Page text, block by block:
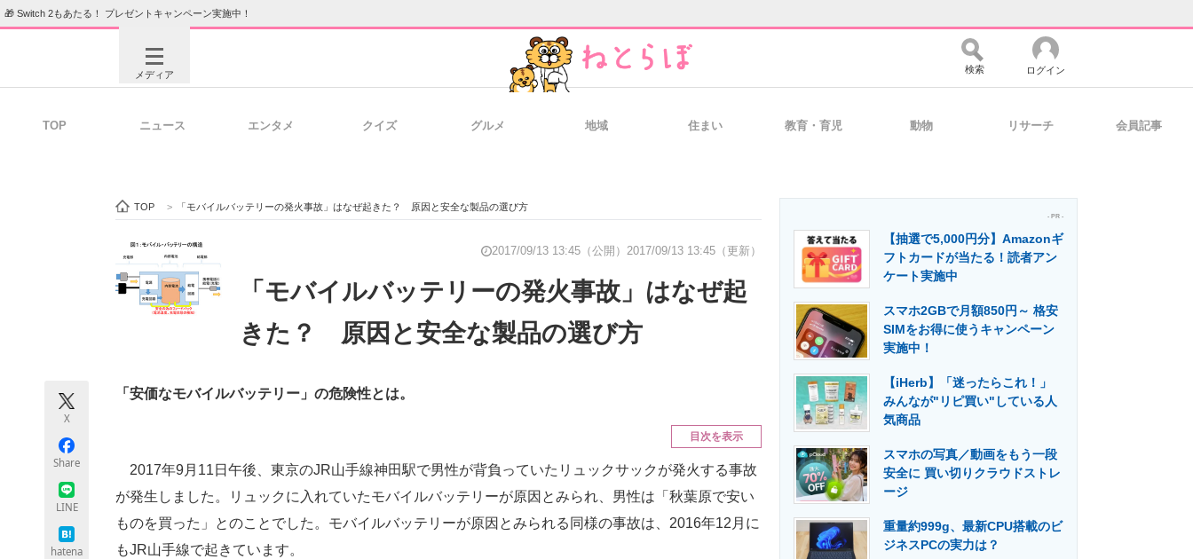
🎁 Switch 2もあたる！ プレゼントキャンペーン実施中！
メディア
ビジネスと働き方のヒント 経営リーダーのコミュニティ マーケ×ITの今がよく分かる
ITエンジニア向け専門サイト 企業向けIT製品の総合サイト IT製品の技術・比較・事例 製造業のIT導入・活用を支援
エネルギーの専門メディア 建設×テクノロジーの最前線
ちょっと気になるネットの話題
検索 ログイン
TOP ニュース エンタメ クイズ グルメ 地域 住まい 教育・育児 動物 リサーチ 会員記事
TOP > 「モバイルバッテリーの発火事故」はなぜ起きた？ 原因と安全な製品の選び方
2017/09/13 13:45（公開） 2017/09/13 13:45（更新）
「モバイルバッテリーの発火事故」はなぜ起
きた？ 原因と安全な製品の選び方
X
Share
LINE
hatena
「安価なモバイルバッテリー」の危険性とは。
目次を表示
2017年9月11日午後、東京のJR山手線神田駅で男性が背負っていたリュックサックが発火する事故
が発生しました。リュックに入れていたモバイルバッテリーが原因とみられ、男性は「秋葉原で安い
ものを買った」とのことでした。モバイルバッテリーが原因とみられる同様の事故は、2016年12月に
もJR山手線で起きています。
- PR -
【抽選で5,000円分】Amazonギ
フトカードが当たる！読者アン
ケート実施中
スマホ2GBで月額850円～ 格安
SIMをお得に使うキャンペーン
実施中！
【iHerb】「迷ったらこれ！」
みんなが"リピ買い"している人
気商品
スマホの写真／動画をもう一段
安全に 買い切りクラウドストレ
ージ
重量約999g、最新CPU搭載のビ
ジネスPCの実力は？